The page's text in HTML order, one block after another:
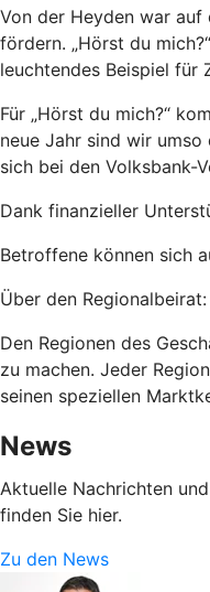
Von der Heyden war auf
fördern. „Hörst du
leuchtendes Beispiel für
Für „Hörst du mich?“
neue Jahr sind wir
sich bei den Volksbank-
Dank finanzieller
Betroffene können sich
Über den Regionalbeirat:
Den Regionen des
zu machen. Jeder
seinen speziellen
News
Aktuelle Nachrichten
finden Sie hier.
Zu den News